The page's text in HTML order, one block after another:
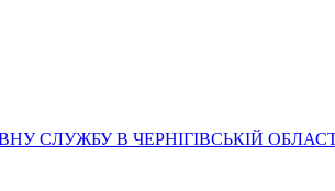
СЛУЖБУ В ЧЕРНІГІВСЬКІЙ